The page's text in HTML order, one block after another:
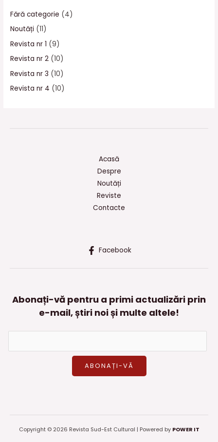
Fără categorie (4)
Noutăți (11)
Revista nr 1 (9)
Revista nr 2 (10)
Revista nr 3 (10)
Revista nr 4 (10)
Acasă
Despre
Noutăți
Reviste
Contacte
Facebook
Abonați-vă pentru a primi actualizări prin
e-mail, știri noi și multe altele!
Copyright © 2026 Revista Sud-Est Cultural | Powered by POWER IT